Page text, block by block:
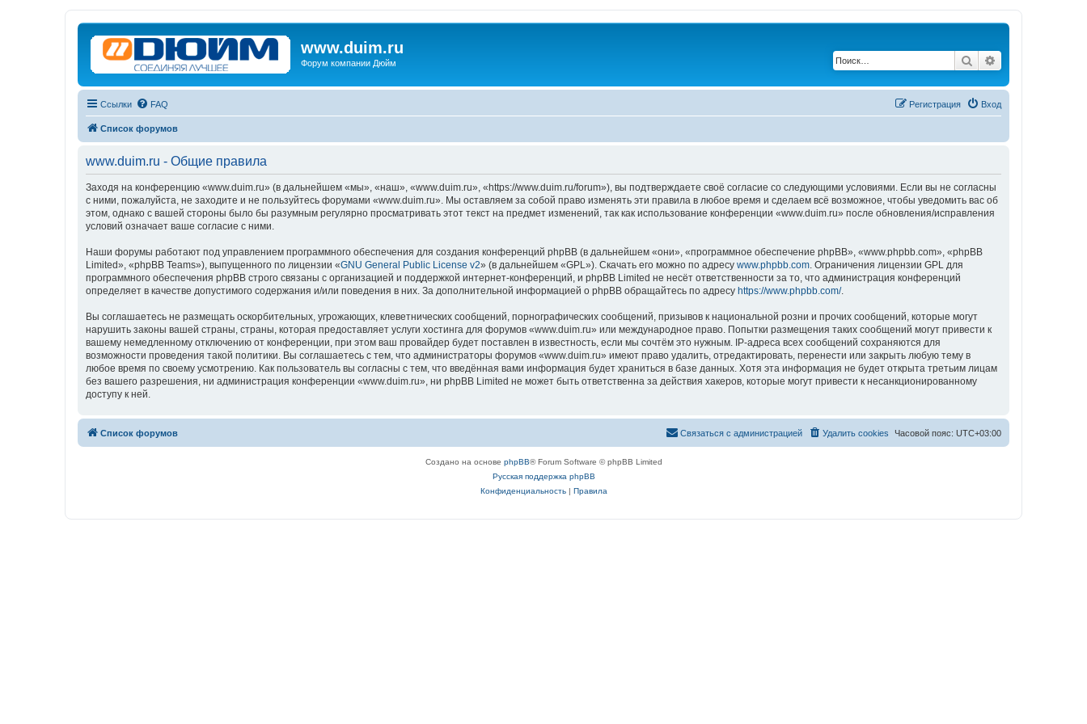
www.duim.ru
Форум компании Дюйм Поиск
Ссылки FAQ Вход
Регистрация
Список форумов
www.duim.ru - Общие правила
Заходя на конференцию «www.duim.ru» (в дальнейшем «мы», «наш», «www.duim.ru», «https://www.duim.ru/forum»), вы подтверждаете своё согласие со следующими условиями. Если вы не согласны
с ними, пожалуйста, не заходите и не пользуйтесь форумами «www.duim.ru». Мы оставляем за собой право изменять эти правила в любое время и сделаем всё возможное, чтобы уведомить вас об
этом, однако с вашей стороны было бы разумным регулярно просматривать этот текст на предмет изменений, так как использование конференции «www.duim.ru» после обновления/исправления
условий означает ваше согласие с ними.
Наши форумы работают под управлением программного обеспечения для создания конференций phpBB (в дальнейшем «они», «программное обеспечение phpBB», «www.phpbb.com», «phpBB
Limited», «phpBB Teams»), выпущенного по лицензии «GNU General Public License v2» (в дальнейшем «GPL»). Скачать его можно по адресу www.phpbb.com . Ограничения лицензии GPL для
программного обеспечения phpBB строго связаны с организацией и поддержкой интернет-конференций, и phpBB Limited не несёт ответственности за то, что администрация конференций
определяет в качестве допустимого содержания и/или поведения в них. За дополнительной информацией о phpBB обращайтесь по адресу https://www.phpbb.com/.
Вы соглашаетесь не размещать оскорбительных, угрожающих, клеветнических сообщений, порнографических сообщений, призывов к национальной розни и прочих сообщений, которые могут
нарушить законы вашей страны, страны, которая предоставляет услуги хостинга для форумов «www.duim.ru» или международное право. Попытки размещения таких сообщений могут привести к
вашему немедленному отключению от конференции, при этом ваш провайдер будет поставлен в известность, если мы сочтём это нужным. IP-адреса всех сообщений сохраняются для
возможности проведения такой политики. Вы соглашаетесь с тем, что администраторы форумов «www.duim.ru» имеют право удалить, отредактировать, перенести или закрыть любую тему в
любое время по своему усмотрению. Как пользователь вы согласны с тем, что введённая вами информация будет храниться в базе данных. Хотя эта информация не будет открыта третьим лицам
без вашего разрешения, ни администрация конференции «www.duim.ru», ни phpBB Limited не может быть ответственна за действия хакеров, которые могут привести к несанкционированному
доступу к ней.
Список форумов Часовой пояс: UTC+03:00
Удалить cookies
Связаться с администрацией
Создано на основе phpBB® Forum Software © phpBB Limited
Русская поддержка phpBB
Конфиденциальность| Правила